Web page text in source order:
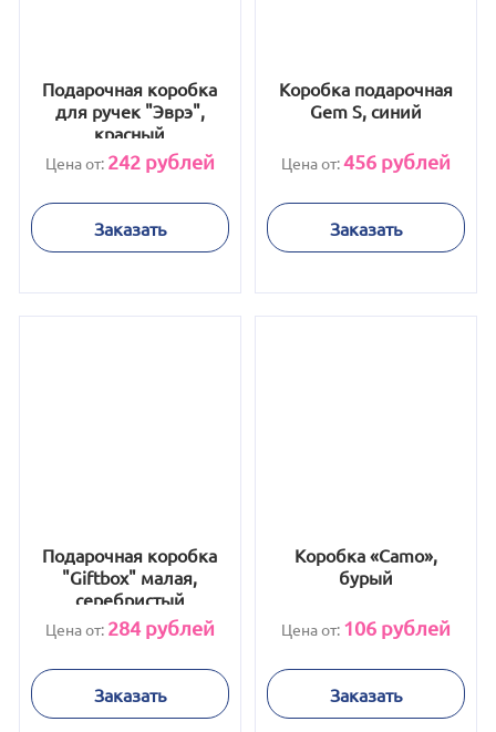
Подарочная коробка
для ручек "Эврэ",
красный
Цена от: 242 рублей
Заказать
Коробка подарочная
Gem S, синий
Цена от:456 рублей
Заказать
Подарочная коробка
"Giftbox" малая,
серебристый
Цена от: 284рублей
Заказать
Коробка «Camo»,
бурый
Цена от: 106 рублей
Заказать